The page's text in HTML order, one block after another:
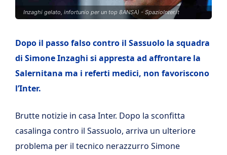
Inzaghi gelato, infortunio per un top 8ANSA) - SpazioInter.it
Dopo il passo falso contro il Sassuolo la squadra
di Simone Inzaghi si appresta ad affrontare la
Salernitana ma i referti medici, non favoriscono
l’Inter.
Brutte notizie in casa Inter. Dopo la sconfitta
casalinga contro il Sassuolo, arriva un ulteriore
problema per il tecnico nerazzurro Simone